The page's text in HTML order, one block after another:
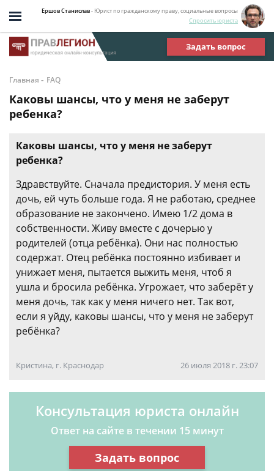
Ершов Станислав- Юрист по гражданскому праву, социальные вопросы
Спросить юриста
Задать вопрос
Главная - FAQ
Каковы шансы, что у меня не заберут
ребенка?
Каковы шансы, что у меня не заберут
ребенка?
Здравствуйте. Сначала предистория. У меня есть
дочь, ей чуть больше года. Я не работаю, среднее
образование не закончено. Имею 1/2 дома в
собственности. Живу вместе с дочерью у
родителей (отца ребёнка). Они нас полностью
содержат. Отец ребёнка постоянно избивает и
унижает меня, пытается выжить меня, чтоб я
ушла и бросила ребёнка. Угрожает, что заберёт у
меня дочь, так как у меня ничего нет. Так вот,
если я уйду, каковы шансы, что у меня не заберут
ребёнка?
Кристина, г. Краснодар 26 июля 2018 г. 23:07
Консультация юриста онлайн
Ответ на сайте в течении 15 минут
Задать вопрос